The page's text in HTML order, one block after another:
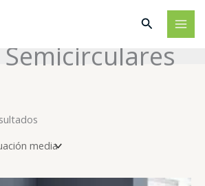
Buscar
media